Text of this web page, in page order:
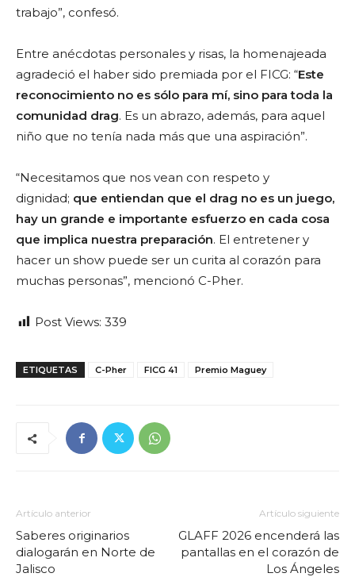
trabajo”, confesó.
Entre anécdotas personales y risas, la homenajeada
agradeció el haber sido premiada por el FICG: “Este
reconocimiento no es sólo para mí, sino para toda la
comunidad drag. Es un abrazo, además, para aquel
niño que no tenía nada más que una aspiración”.
“Necesitamos que nos vean con respeto y
dignidad; que entiendan que el drag no es un juego,
hay un grande e importante esfuerzo en cada cosa
que implica nuestra preparación. El entretener y
hacer un show puede ser un curita al corazón para
muchas personas”, mencionó C-Pher.
Post Views: 339
ETIQUETAS C-Pher FICG 41 Premio Maguey
Artículo anterior
Saberes originarios
dialogarán en Norte de
Jalisco
Artículo siguiente
GLAFF 2026 encenderá las
pantallas en el corazón de
Los Ángeles